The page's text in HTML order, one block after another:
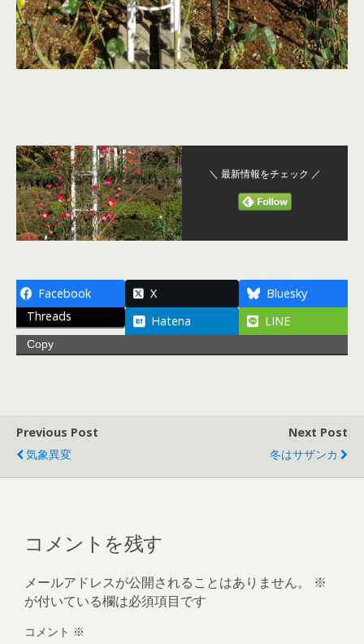
＼ 最新情報をチェック ／
Facebook X
Bluesky
Threads
Hatena LINE
Copy
Previous Post
気象異変
Next Post
冬はサザンカ
コメントを残す
メールアドレスが公開されることはありません。
※
が付いている欄は必須項目です
コメント ※